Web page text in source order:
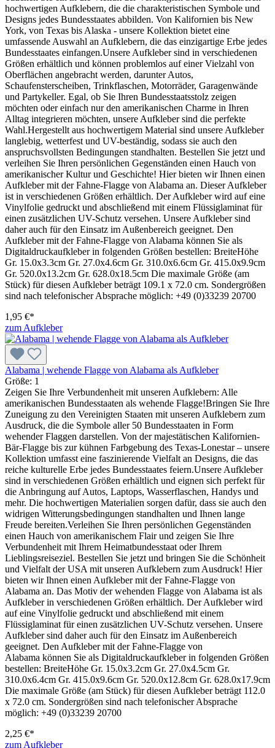
hochwertigen Aufklebern, die die charakteristischen Symbole und
Designs jedes Bundesstaates abbilden. Von Kalifornien bis New
York, von Texas bis Alaska - unsere Kollektion bietet eine
umfassende Auswahl an Aufklebern, die das einzigartige Erbe jedes
Bundesstaates einfangen.Unsere Aufkleber sind in verschiedenen
Größen erhältlich und können problemlos auf einer Vielzahl von
Oberflächen angebracht werden, darunter Autos,
Schaufensterscheiben, Trinkflaschen, Motorräder, Garagenwände
und Partykeller. Egal, ob Sie Ihren Bundesstaatsstolz zeigen
möchten oder einfach nur den amerikanischen Charme in Ihren
Alltag integrieren möchten, unsere Aufkleber sind die perfekte
Wahl.Hergestellt aus hochwertigem Material sind unsere Aufkleber
langlebig, wetterfest und UV-beständig, sodass sie auch den
anspruchsvollsten Bedingungen standhalten. Bestellen Sie jetzt und
verleihen Sie Ihren persönlichen Gegenständen einen Hauch von
amerikanischer Kultur und Geschichte! Hier bieten wir Ihnen einen
Aufkleber mit der Fahne-Flagge von Alabama an. Dieser Aufkleber
ist in verschiedenen Größen erhältlich. Der Aufkleber wird auf eine
Vinylfolie gedruckt und abschließend mit einem Flüssiglaminat für
einen zusätzlichen UV-Schutz versehen. Unsere Aufkleber sind
daher auch für den Einsatz im Außenbereich geeignet. Den
Aufkleber mit der Fahne-Flagge von Alabama können Sie als
Digitaldruckaufkleber in folgenden Größen bestellen: BreiteHöhe
Gr. 15.0x3.3cm Gr. 27.0x4.6cm Gr. 310.0x6.6cm Gr. 415.0x9.9cm
Gr. 520.0x13.2cm Gr. 628.0x18.5cm Die maximale Größe (am
Stück) für diesen Aufkleber beträgt 109.1 x 72.0 cm. Sondergrößen
sind nach telefonischer Absprache möglich: +49 (0)33239 20700
1,95 €*
zum Aufkleber
Alabama | wehende Flagge von Alabama als Aufkleber
Größe: 1
Zeigen Sie Ihre Verbundenheit mit unseren Aufklebern: Alle
amerikanischen Bundesstaaten als wehende Flagge!Bringen Sie Ihre
Zuneigung zu den Vereinigten Staaten mit unseren Aufklebern zum
Ausdruck, die die Symbole aller 50 Bundesstaaten in Form
wehender Flaggen darstellen. Von der majestätischen Kalifornien-
Bär-Flagge bis zur kühnen Farbgebung des Texas-Lonestar – unsere
Kollektion umfasst eine faszinierende Vielfalt an Designs, die das
reiche kulturelle Erbe jedes Bundesstaates feiern.Unsere Aufkleber
sind in verschiedenen Größen erhältlich und eignen sich perfekt für
die Anbringung auf Autos, Laptops, Wasserflaschen, Handys und
mehr. Die hochwertigen Materialien sorgen dafür, dass sie auch den
widrigen Witterungsbedingungen standhalten und Ihnen lange
Freude bereiten.Verleihen Sie Ihren persönlichen Gegenständen
einen Hauch von amerikanischem Flair und zeigen Sie Ihre
Verbundenheit mit Ihrem Heimatbundesstaat oder Ihrem
Lieblingsreiseziel. Bestellen Sie jetzt und bringen Sie die Schönheit
und Vielfalt der USA mit unseren Aufklebern zum Ausdruck! Hier
bieten wir Ihnen einen Aufkleber mit der Fahne-Flagge von
Alabama an. Das Motiv der wehenden Flagge von Alabama ist als
Aufkleber in verschiedenen Größen erhältlich. Der Aufkleber wird
auf eine Vinylfolie gedruckt und abschließend mit einem
Flüssiglaminat für einen zusätzlichen UV-Schutz versehen. Unsere
Aufkleber sind daher auch für den Einsatz im Außenbereich
geeignet. Den Aufkleber mit der Fahne-Flagge von
Alabama können Sie als Digitaldruckaufkleber in folgenden Größen
bestellen: BreiteHöhe Gr. 15.0x3.2cm Gr. 27.0x4.5cm Gr.
310.0x6.4cm Gr. 415.0x9.6cm Gr. 520.0x12.8cm Gr. 628.0x17.9cm
Die maximale Größe (am Stück) für diesen Aufkleber beträgt 112.0
x 72.0 cm. Sondergrößen sind nach telefonischer Absprache
möglich: +49 (0)33239 20700
2,25 €*
zum Aufkleber